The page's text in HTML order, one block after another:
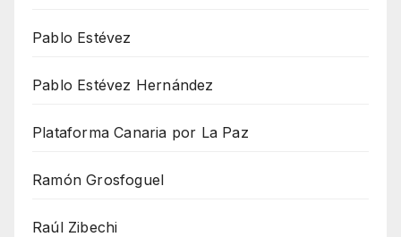
Pablo Estévez
Pablo Estévez Hernández
Plataforma Canaria por La Paz
Ramón Grosfoguel
Raúl Zibechi